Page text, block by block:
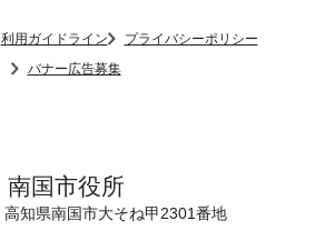
利用ガイドライン
プライバシーポリシー
バナー広告募集
南国市役所
高知県南国市大そね甲2301番地